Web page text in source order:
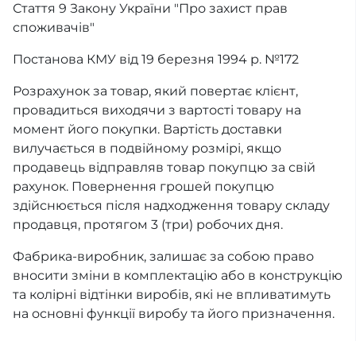
Стаття 9 Закону України "Про захист прав
споживачів"
Постанова КМУ від 19 березня 1994 р. №172
Розрахунок за товар, який повертає клієнт,
провадиться виходячи з вартості товару на
момент його покупки. Вартість доставки
вилучається в подвійному розмірі, якщо
продавець відправляв товар покупцю за свій
рахунок. Повернення грошей покупцю
здійснюється після надходження товару складу
продавця, протягом 3 (три) робочих дня.
Фабрика-виробник, залишає за собою право
вносити зміни в комплектацію або в конструкцію
та колірні відтінки виробів, які не впливатимуть
на основні функції виробу та його призначення.